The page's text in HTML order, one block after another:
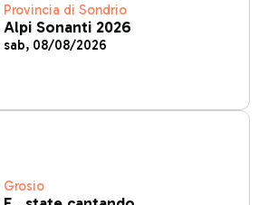
Provincia di Sondrio
Alpi Sonanti 2026
sab, 08/08/2026
Grosio